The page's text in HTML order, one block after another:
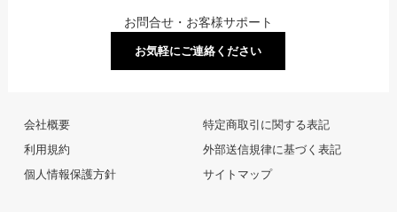
お問合せ・お客様サポート
お気軽にご連絡ください
会社概要
特定商取引に関する表記
利用規約
外部送信規律に基づく表記
個人情報保護方針
サイトマップ